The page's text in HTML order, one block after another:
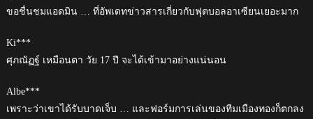
ขอชื่นชมแอดมิน … ที่อัพเดทข่าวสารเกี่ยวกับฟุตบอลอาเซียนเยอะมาก
Ki***
ศุภณัฏฐ์ เหมือนตา วัย 17 ปี จะได้เข้ามาอย่างแน่นอน
Albe***
เพราะว่าเขาได้รับบาดเจ็บ … และฟอร์มการเล่นของทีมเมืองทองก็ตกลง